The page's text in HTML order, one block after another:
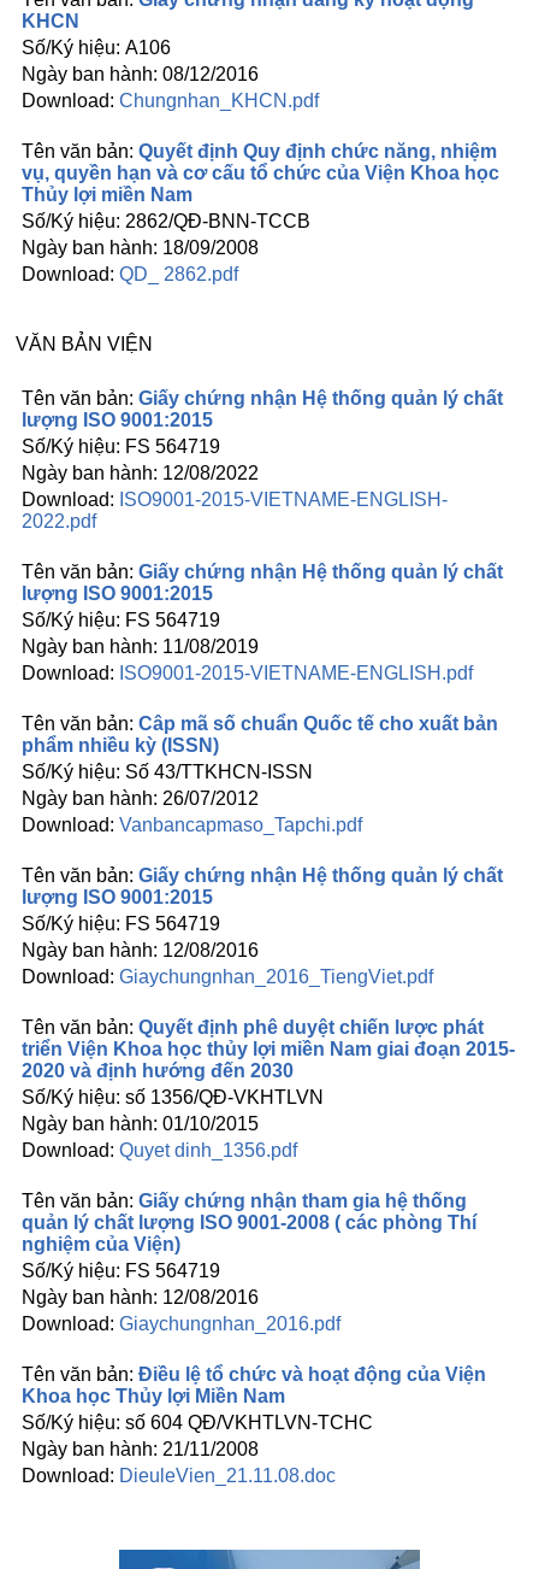
KHCN
A106
08/12/2016
Chungnhan_KHCN.pdf
Quyết định Quy định chức năng, nhiệm
vụ, quyền hạn và cơ cấu tổ chức của Viện Khoa học
Thủy lợi miền Nam
2862/QĐ-BNN-TCCB
18/09/2008
QD_ 2862.pdf
VĂN BẢN VIỆN
Giấy chứng nhận Hệ thống quản lý chất
lượng ISO 9001:2015
FS 564719
12/08/2022
ISO9001-2015-VIETNAME-ENGLISH-
2022.pdf
Giấy chứng nhận Hệ thống quản lý chất
lượng ISO 9001:2015
FS 564719
11/08/2019
ISO9001-2015-VIETNAME-ENGLISH.pdf
Câp mã số chuẩn Quốc tế cho xuất bản
phẩm nhiều kỳ (ISSN)
Số 43/TTKHCN-ISSN
26/07/2012
Vanbancapmaso_Tapchi.pdf
Giấy chứng nhận Hệ thống quản lý chất
lượng ISO 9001:2015
FS 564719
12/08/2016
Giaychungnhan_2016_TiengViet.pdf
Quyết định phê duyệt chiến lược phát
triển Viện Khoa học thủy lợi miền Nam giai đoạn 2015-
2020 và định hướng đến 2030
số 1356/QĐ-VKHTLVN
01/10/2015
Quyet dinh_1356.pdf
Giấy chứng nhận tham gia hệ thống
quản lý chất lượng ISO 9001-2008 ( các phòng Thí
nghiệm của Viện)
FS 564719
12/08/2016
Giaychungnhan_2016.pdf
Điều lệ tổ chức và hoạt động của Viện
Khoa học Thủy lợi Miền Nam
số 604 QĐ/VKHTLVN-TCHC
21/11/2008
DieuleVien_21.11.08.doc